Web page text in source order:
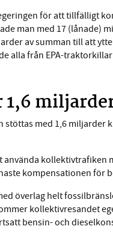
för att tillfälligt
man med 17 (lånade)
av summan till att
alla från EPA-
med 1,6 miljarder
kollektivtrafiken
kompensationen för
överlag helt
kollektivresandet
bensin- och